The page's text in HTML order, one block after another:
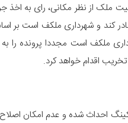
ملک از نظر مکانی، رای به اخذ
کند و شهرداری ملکف است بر
ملکف است مجددا پرونده را
اقدام خواهد کرد.
احداث شده و عدم امکان